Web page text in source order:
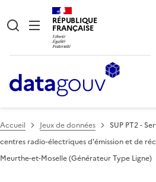
RÉPUBLIQUE
FRANÇAISE
Accueil Jeux de données
SUP PT2 -
centres radio-électriques d'émission et de
Meurthe-et-Moselle (Générateur Type Ligne)